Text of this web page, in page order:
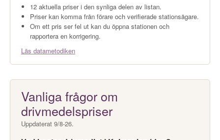
12 aktuella priser i den synliga delen av listan.
Priser kan komma från förare och verifierade stationsägare.
Om ett pris ser fel ut kan du öppna stationen och
rapportera en korrigering.
Läs datametodiken
Vanliga frågor om
drivmedelspriser
Uppdaterat 9/8-26.